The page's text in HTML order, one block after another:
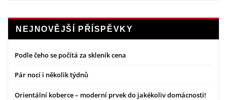
NEJNOVĚJŠÍ PŘÍSPĚVKY
Podle čeho se počítá za skleník cena
Pár nocí i několik týdnů
Orientální koberce – moderní prvek do jakékoliv domácnosti!